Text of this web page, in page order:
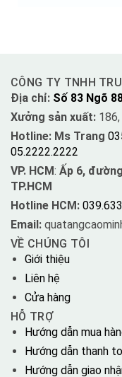
CÔNG TY TNHH
Địa chỉ: Số 83 Ngõ
Xưởng sản xuất:
Hotline: Ms Trang
05.2222.2222
VP. HCM: Ấp 6,
TP.HCM
Hotline HCM:
Email:
VỀ CHÚNG TÔI
Giới thiệu
Liên hệ
Cửa hàng
HỖ TRỢ
Hướng dẫn mua
Hướng dẫn thanh
Hướng dẫn giao